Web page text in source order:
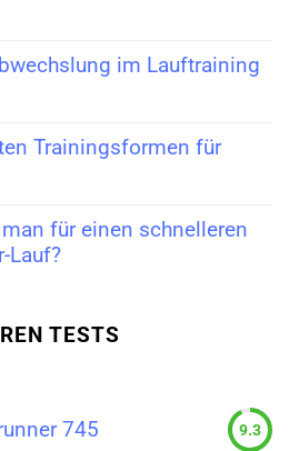
im Lauftraining
Trainingsformen für
für einen schnelleren
Lauf?
TESTS
745 9.3